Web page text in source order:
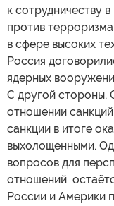
к сотрудничеству
против
в сфере высоких
Россия
ядерных
С другой стороны,
отношении
санкции в итоге
выхолощенными.
вопросов для
отношений
России и Америки